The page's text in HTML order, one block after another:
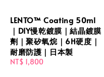
LENTO™ Coating 50ml
｜DIY慢乾鍍膜｜結晶鍍膜
劑｜聚矽氧烷｜6H硬度｜
耐磨防護｜日本製
Regular
NT$ 1,800